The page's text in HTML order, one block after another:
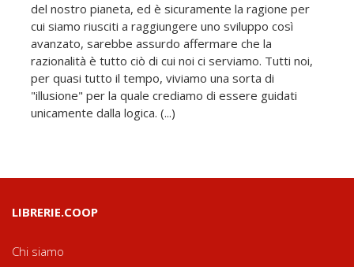
del nostro pianeta, ed è sicuramente la ragione per
cui siamo riusciti a raggiungere uno sviluppo così
avanzato, sarebbe assurdo affermare che la
razionalità è tutto ciò di cui noi ci serviamo. Tutti noi,
per quasi tutto il tempo, viviamo una sorta di
"illusione" per la quale crediamo di essere guidati
unicamente dalla logica. (...)
LIBRERIE.COOP
Chi siamo